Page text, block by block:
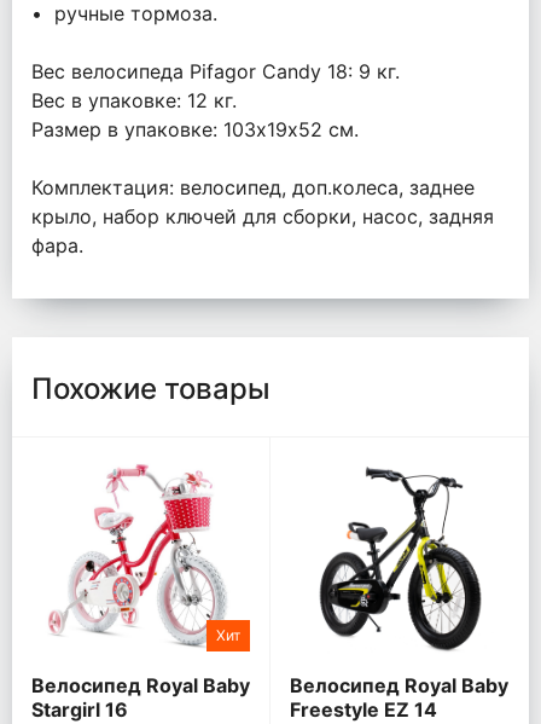
• ручные тормоза.
Вес велосипеда Pifagor Candy 18: 9 кг.
Вес в упаковке: 12 кг.
Размер в упаковке: 103х19х52 см.
Комплектация: велосипед, доп.колеса, заднее
крыло, набор ключей для сборки, насос, задняя
фара.
Похожие товары
Хит
Велосипед Royal Baby
Stargirl 16
Велосипед Royal Baby
Freestyle EZ 14